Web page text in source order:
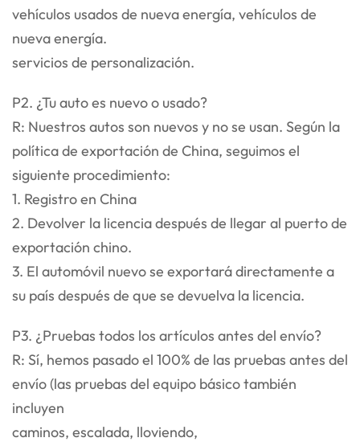
vehículos usados de nueva energía, vehículos de
nueva energía.
servicios de personalización.
P2. ¿Tu auto es nuevo o usado?
R: Nuestros autos son nuevos y no se usan. Según la
política de exportación de China, seguimos el
siguiente procedimiento:
1. Registro en China
2. Devolver la licencia después de llegar al puerto de
exportación chino.
3. El automóvil nuevo se exportará directamente a
su país después de que se devuelva la licencia.
P3. ¿Pruebas todos los artículos antes del envío?
R: Sí, hemos pasado el 100% de las pruebas antes del
envío (las pruebas del equipo básico también
incluyen
caminos, escalada, lloviendo,